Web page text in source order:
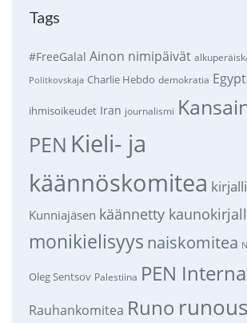
Tags
#FreeGalal Ainon nimipäivät
Politkovskaja Charlie Hebdo demokratia
ihmisoikeudet Iran journalismi
PEN Kieli- ja
käännöskomitea
Kunniajäsen käännetty
monikielisyys naiskomitea
Oleg Sentsov Palestiina PEN
Rauhankomitea Runo runous